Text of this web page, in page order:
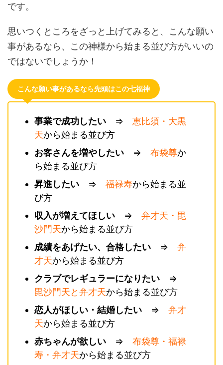
です。
思いつくところをざっと上げてみると、こんな願い
事があるなら、この神様から始まる並び方がいいの
ではないでしょうか！
こんな願い事があるなら先頭はこの七福神
事業で成功したい ⇒ 恵比須・大黒
天から始まる並び方
お客さんを増やしたい ⇒ 布袋尊か
ら始まる並び方
昇進したい ⇒ 福禄寿から始まる並
び方
収入が増えてほしい ⇒ 弁才天・毘
沙門天から始まる並び方
成績をあげたい、合格したい ⇒ 弁
才天から始まる並び方
クラブでレギュラーになりたい ⇒
毘沙門天と弁才天から始まる並び方
恋人がほしい・結婚したい ⇒ 弁才
天から始まる並び方
赤ちゃんが欲しい ⇒ 布袋尊・福禄
寿・弁才天から始まる並び方